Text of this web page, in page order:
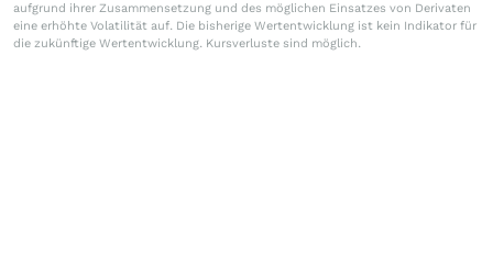
aufgrund ihrer Zusammensetzung und des möglichen Einsatzes von Derivaten
eine erhöhte Volatilität auf. Die bisherige Wertentwicklung ist kein Indikator für
die zukünftige Wertentwicklung. Kursverluste sind möglich.